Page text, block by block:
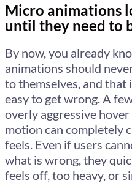
Micro animations
until they need to
By now, you already
animations should
to themselves, and that
easy to get wrong. A
overly aggressive
motion can completely
feels. Even if users
what is wrong, they
feels off, too heavy, or